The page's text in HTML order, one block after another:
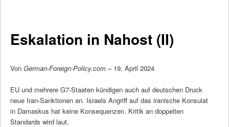
Eskalation in Nahost (II)
Von German-Foreign-Policy.com– 19. April 2024
EU und mehrere G7-Staaten kündigen auch auf deutschen Druck
neue Iran-Sanktionen an. Israels Angriff auf das iranische Konsulat
in Damaskus hat keine Konsequenzen. Kritik an doppelten
Standards wird laut.